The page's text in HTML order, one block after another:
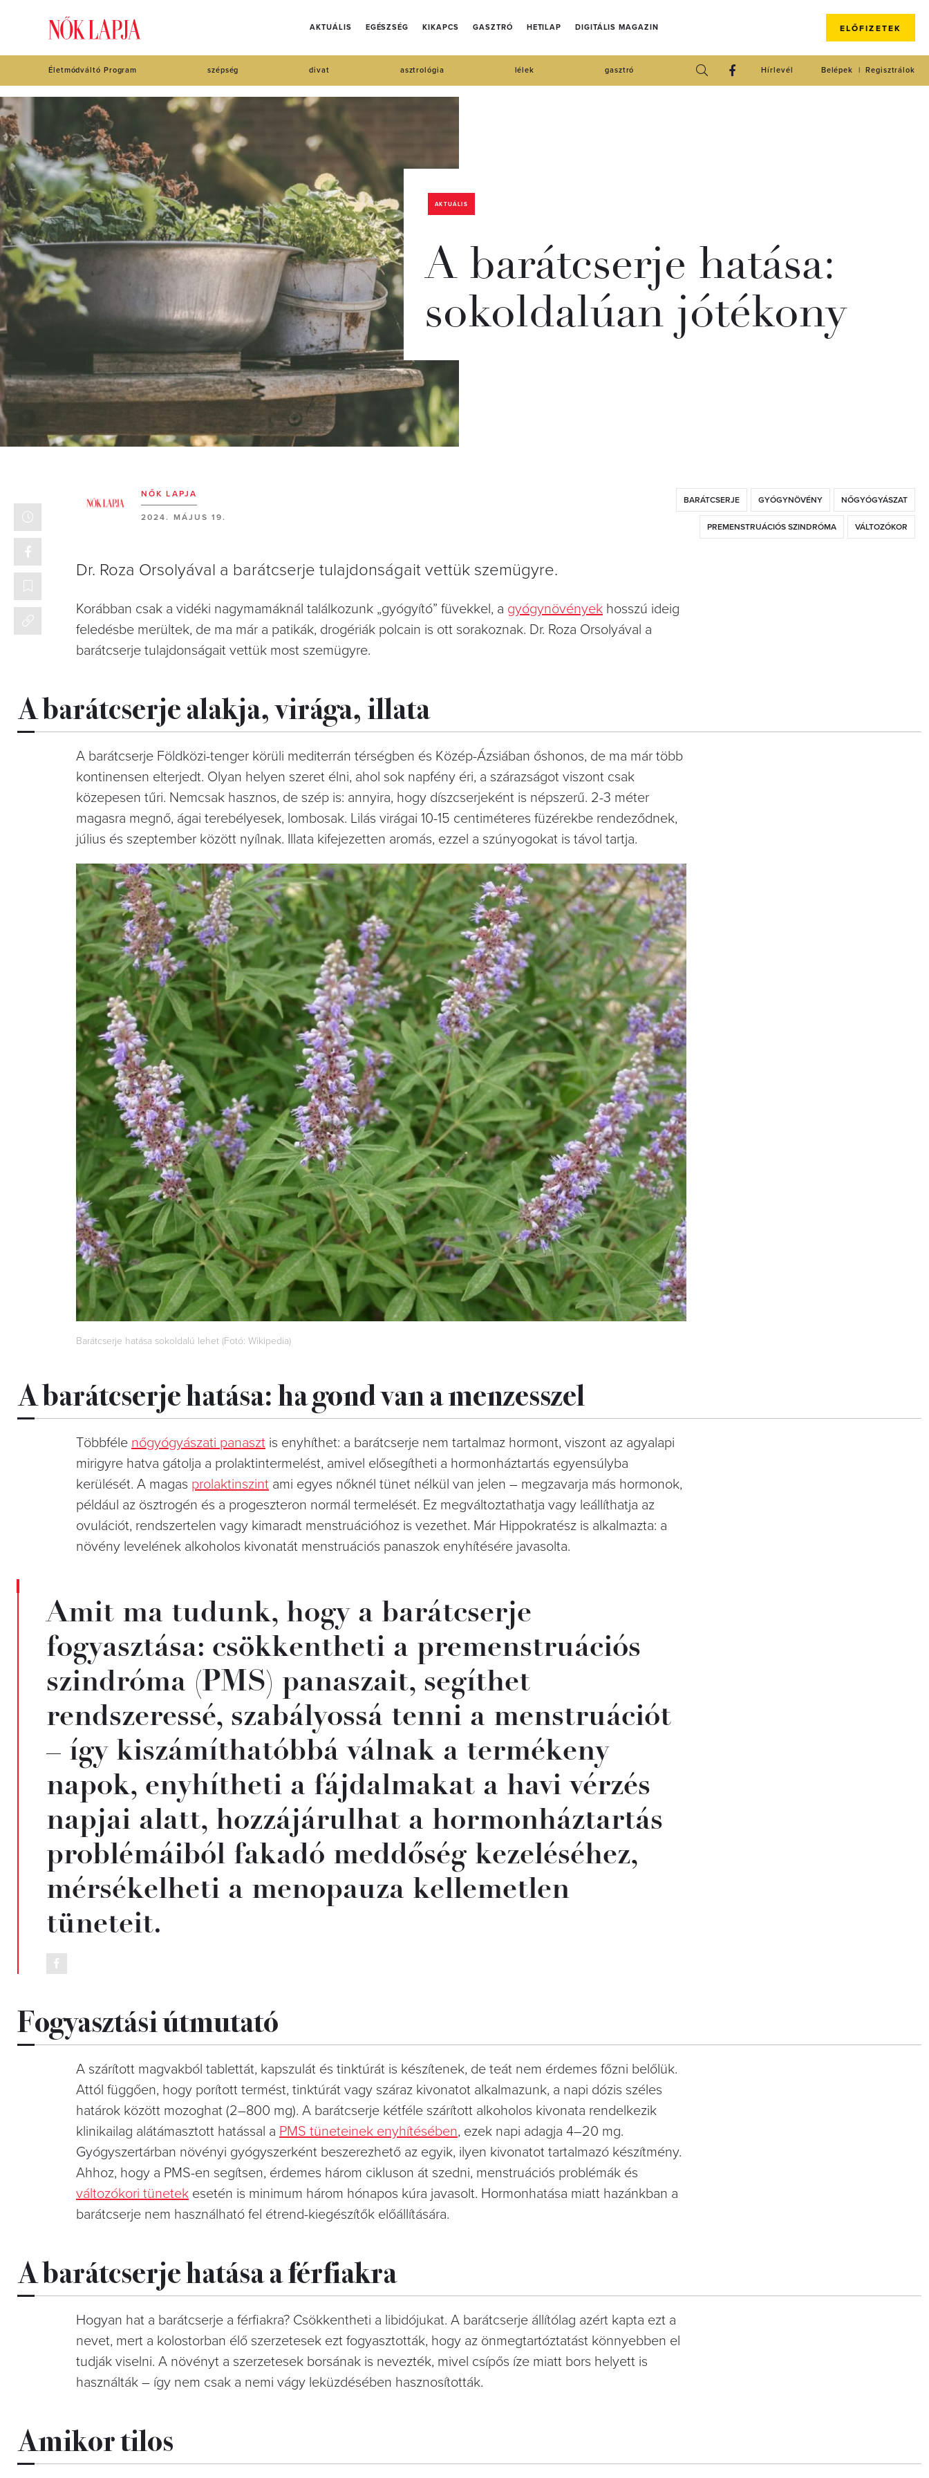
AKTUÁLIS EGÉSZSÉG KIKAPCS GASZTRÓ HETILAP DIGITÁLIS MAGAZIN ELŐFIZETEK
Életmódváltó Program szépség divat asztrológia lélek gasztró Regisztrálok
Belépek
Hírlevél
AKTUÁLIS
A barátcserje hatása:
sokoldalúan jótékony
NŐK LAPJA
2024. MÁJUS 19.
BARÁTCSERJE GYÓGYNÖVÉNY NŐGYÓGYÁSZAT
PREMENSTRUÁCIÓS SZINDRÓMA VÁLTOZÓKOR
Dr. Roza Orsolyával a barátcserje tulajdonságait vettük szemügyre.
Korábban csak a vidéki nagymamáknál találkozunk „gyógyító” füvekkel, a gyógynövények hosszú ideig
feledésbe merültek, de ma már a patikák, drogériák polcain is ott sorakoznak. Dr. Roza Orsolyával a
barátcserje tulajdonságait vettük most szemügyre.
A barátcserje alakja, virága, illata
A barátcserje Földközi-tenger körüli mediterrán térségben és Közép-Ázsiában őshonos, de ma már több
kontinensen elterjedt. Olyan helyen szeret élni, ahol sok napfény éri, a szárazságot viszont csak
közepesen tűri. Nemcsak hasznos, de szép is: annyira, hogy díszcserjeként is népszerű. 2-3 méter
magasra megnő, ágai terebélyesek, lombosak. Lilás virágai 10-15 centiméteres füzérekbe rendeződnek,
július és szeptember között nyílnak. Illata kifejezetten aromás, ezzel a szúnyogokat is távol tartja.
Barátcserje hatása sokoldalú lehet (Fotó: Wikipedia)
A barátcserje hatása: ha gond van a menzesszel
Többféle nőgyógyászati panaszt is enyhíthet: a barátcserje nem tartalmaz hormont, viszont az agyalapi
mirigyre hatva gátolja a prolaktintermelést, amivel elősegítheti a hormonháztartás egyensúlyba
kerülését. A magas prolaktinszint ami egyes nőknél tünet nélkül van jelen – megzavarja más hormonok,
például az ösztrogén és a progeszteron normál termelését. Ez megváltoztathatja vagy leállíthatja az
ovulációt, rendszertelen vagy kimaradt menstruációhoz is vezethet. Már Hippokratész is alkalmazta: a
növény levelének alkoholos kivonatát menstruációs panaszok enyhítésére javasolta.
Amit ma tudunk, hogy a barátcserje
fogyasztása: csökkentheti a premenstruációs
szindróma (PMS) panaszait, segíthet
rendszeressé, szabályossá tenni a menstruációt
– így kiszámíthatóbbá válnak a termékeny
napok, enyhítheti a fájdalmakat a havi vérzés
napjai alatt, hozzájárulhat a hormonháztartás
problémáiból fakadó meddőség kezeléséhez,
mérsékelheti a menopauza kellemetlen
tüneteit.
Fogyasztási útmutató
A szárított magvakból tablettát, kapszulát és tinktúrát is készítenek, de teát nem érdemes főzni belőlük.
Attól függően, hogy porított termést, tinktúrát vagy száraz kivonatot alkalmazunk, a napi dózis széles
határok között mozoghat (2–800 mg). A barátcserje kétféle szárított alkoholos kivonata rendelkezik
klinikailag alátámasztott hatással a PMS tüneteinek enyhítésében, ezek napi adagja 4–20 mg.
Gyógyszertárban növényi gyógyszerként beszerezhető az egyik, ilyen kivonatot tartalmazó készítmény.
Ahhoz, hogy a PMS-en segítsen, érdemes három cikluson át szedni, menstruációs problémák és
változókori tünetek esetén is minimum három hónapos kúra javasolt. Hormonhatása miatt hazánkban a
barátcserje nem használható fel étrend-kiegészítők előállítására.
A barátcserje hatása a férfiakra
Hogyan hat a barátcserje a férfiakra? Csökkentheti a libidójukat. A barátcserje állítólag azért kapta ezt a
nevet, mert a kolostorban élő szerzetesek ezt fogyasztották, hogy az önmegtartóztatást könnyebben el
tudják viselni. A növényt a szerzetesek borsának is nevezték, mivel csípős íze miatt bors helyett is
használták – így nem csak a nemi vágy leküzdésében hasznosították.
Amikor tilos